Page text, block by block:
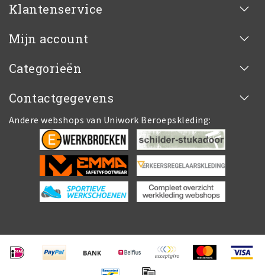
Klantenservice
Mijn account
Categorieën
Contactgegevens
Andere webshops van Uniwork Beroepskleding: